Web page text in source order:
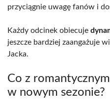
przyciągnie uwagę fanów i
Każdy odcinek obiecuje
jeszcze bardziej zaangażuje
Jacka.
Co z
w nowym sezonie?